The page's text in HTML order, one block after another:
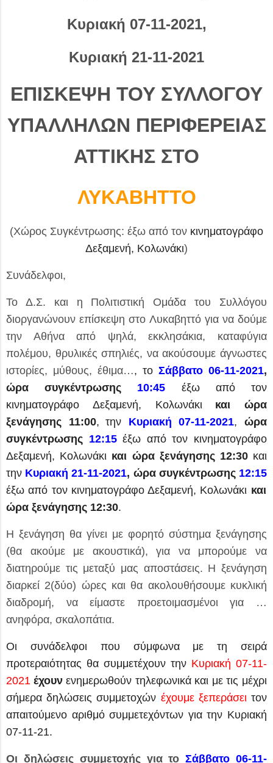
Κυριακή 07-11-2021,
Κυριακή 21-11-2021
ΕΠΙΣΚΕΨΗ ΤΟΥ ΣΥΛΛΟΓΟΥ
ΥΠΑΛΛΗΛΩΝ ΠΕΡΙΦΕΡΕΙΑΣ
ΑΤΤΙΚΗΣ ΣΤΟ
ΛΥΚΑΒΗΤΤΟ
(Χώρος Συγκέντρωσης: έξω από τον κινηματογράφο
Δεξαμενή, Κολωνάκι)
Συνάδελφοι,
Το Δ.Σ. και η Πολιτιστική Ομάδα του Συλλόγου
διοργανώνουν επίσκεψη στο Λυκαβηττό για να δούμε
την Αθήνα από ψηλά, εκκλησάκια, καταφύγια
πολέμου, θρυλικές σπηλιές, να ακούσουμε άγνωστες
ιστορίες, μύθους, έθιμα…, το Σάββατο 06-11-2021,
ώρα συγκέντρωσης 10:45 έξω από τον
κινηματογράφο Δεξαμενή, Κολωνάκι
και ώρα
ξενάγησης 11:00, την Κυριακή 07-11-2021,ώρα
συγκέντρωσης 12:15έξω από τον κινηματογράφο
Δεξαμενή, Κολωνάκι και ώρα ξενάγησης 12:30και
την Κυριακή 21-11-2021, ώρα συγκέντρωσης 12:15
έξω από τον κινηματογράφο Δεξαμενή, Κολωνάκι και
ώρα ξενάγησης 12:30.
Η ξενάγηση θα γίνει με φορητό σύστημα ξενάγησης
(θα ακούμε με ακουστικά), για να μπορούμε να
διατηρούμε τις μεταξύ μας αποστάσεις. Η ξενάγηση
διαρκεί 2(δύο) ώρες και θα ακολουθήσουμε κυκλική
διαδρομή, να είμαστε προετοιμασμένοι για …
ανηφόρα, σκαλοπάτια.
Οι συνάδελφοι που σύμφωνα με τη σειρά
προτεραιότητας θα συμμετέχουν την Κυριακή 07-11-
2021 έχουνενημερωθούν τηλεφωνικά και με τις μέχρι
σήμερα δηλώσεις συμμετοχών έχουμε ξεπεράσειτον
απαιτούμενο αριθμό συμμετεχόντων για την Κυριακή
07-11-21.
Οι δηλώσεις συμμετοχής για τοΣάββατο 06-11-